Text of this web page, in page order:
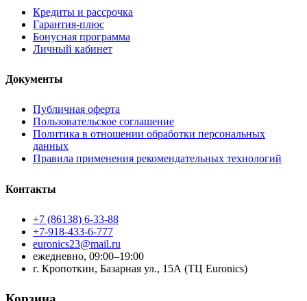
Кредиты и рассрочка
Гарантия-плюс
Бонусная программа
Личный кабинет
Документы
Публичная оферта
Пользовательское соглашение
Политика в отношении обработки персональных
данных
Правила применения рекомендательных технологий
Контакты
+7 (86138) 6-33-88
+7-918-433-6-777
euronics23@mail.ru
ежедневно, 09:00–19:00
г. Кропоткин, Базарная ул., 15А (ТЦ Euronics)